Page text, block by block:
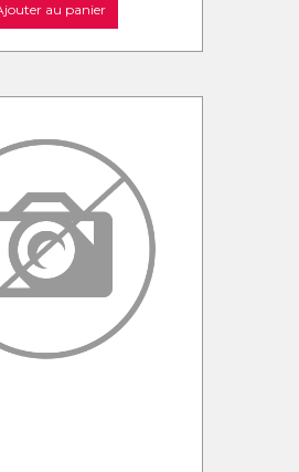
au panier